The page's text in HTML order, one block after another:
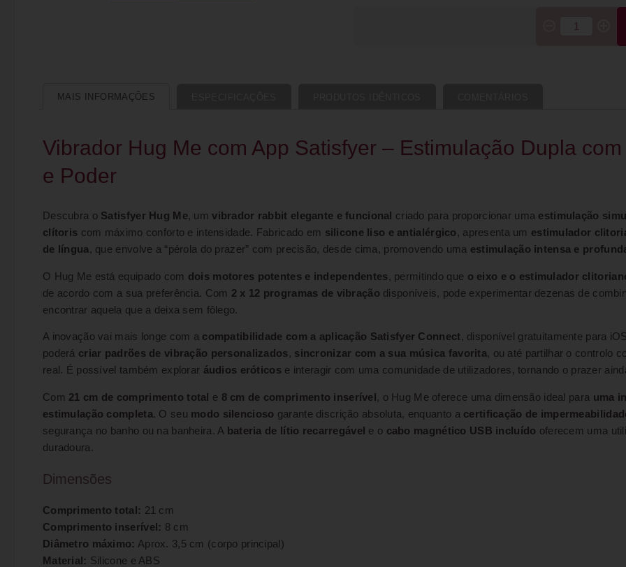
MAIS INFORMAÇÕES
Vibrador Hug Me com App Satisfyer – Estimulação Dupla
e Poder
Descubra o Satisfyer Hug Me, umvibrador rabbit elegante e funcional criado para proporcionar uma estimulação
clítoris com máximo conforto e intensidade. Fabricado em silicone liso e antialérgico , apresenta um estimulador
de língua, que envolve a “pérola do prazer” com precisão, desde cima, promovendo uma estimulação intensa e
O Hug Me está equipado com dois motores potentes e independentes, permitindo que o eixo e o estimulador
de acordo com a sua preferência. Com 2 x 12 programas de vibração disponíveis, pode experimentar dezenas de
encontrar aquela que a deixa sem fôlego.
A inovação vai mais longe com a compatibilidade com a aplicação Satisfyer Connect, disponível gratuitamente para
poderá criar padrões de vibração personalizados, sincronizar com a sua música favorita, ou até partilhar o controlo
real. É possível também explorar áudios eróticose interagir com uma comunidade de utilizadores, tornando o prazer
Com 21 cm de comprimento total e 8 cm de comprimento inserível, o Hug Me oferece uma dimensão ideal para uma
estimulação completa. O seu modo silencioso garante discrição absoluta, enquanto a certificação de
segurança no banho ou na banheira. A bateria de lítio recarregável e o cabo magnético USB incluído oferecem uma
duradoura.
Dimensões
Comprimento total: 21 cm
Comprimento inserível: 8 cm
Diâmetro máximo: Aprox. 3,5 cm (corpo principal)
Material: Silicone e ABS